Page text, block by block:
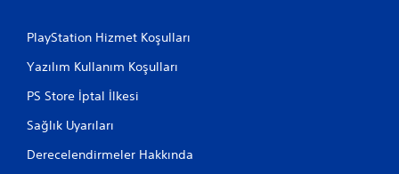
PlayStation Hizmet Koşulları
Yazılım Kullanım Koşulları
PS Store İptal İlkesi
Sağlık Uyarıları
Derecelendirmeler Hakkında